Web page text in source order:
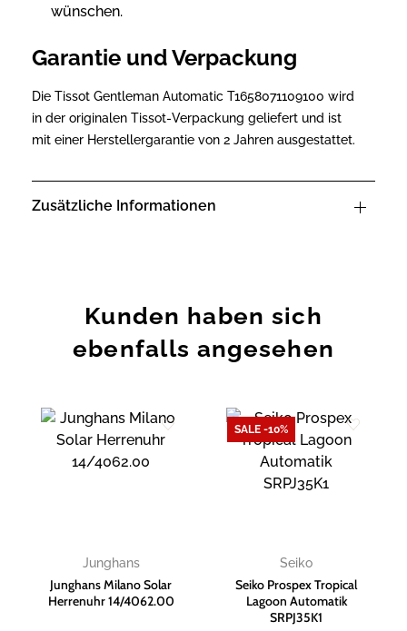
wünschen.
Garantie und Verpackung
Die Tissot Gentleman Automatic T1658071109100 wird
in der originalen Tissot-Verpackung geliefert und ist
mit einer Herstellergarantie von 2 Jahren ausgestattet.
Zusätzliche Informationen
Kunden haben sich
ebenfalls angesehen
Wunschliste
Junghans
Junghans Milano Solar
Herrenuhr 14/4062.00
SALE -10%
Zur
Wunschliste
hinzufügen
Seiko
Seiko Prospex Tropical
Lagoon Automatik
SRPJ35K1